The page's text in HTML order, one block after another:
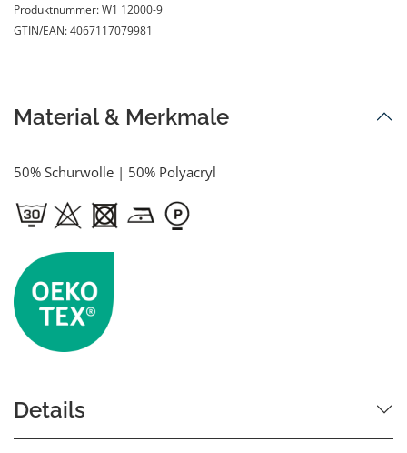
Produktnummer:W1 12000-9
GTIN/EAN:4067117079981
Material & Merkmale
50% Schurwolle | 50% Polyacryl
Details